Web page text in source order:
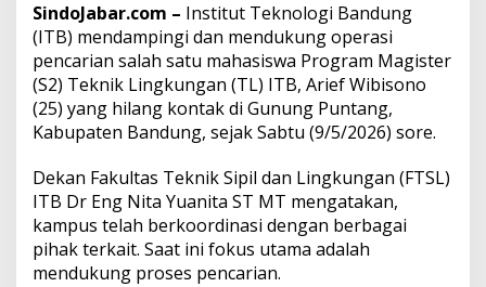
u
n
g
P
u
n
t
n
g
a
n
d
SindoJabar.com – Institut Teknologi Bandung
(ITB) mendampingi dan mendukung operasi
pencarian salah satu mahasiswa Program Magister
(S2) Teknik Lingkungan (TL) ITB, Arief Wibisono
(25) yang hilang kontak di Gunung Puntang,
Kabupaten Bandung, sejak Sabtu (9/5/2026) sore.
Dekan Fakultas Teknik Sipil dan Lingkungan (FTSL)
ITB Dr Eng Nita Yuanita ST MT mengatakan,
kampus telah berkoordinasi dengan berbagai
pihak terkait. Saat ini fokus utama adalah
mendukung proses pencarian.